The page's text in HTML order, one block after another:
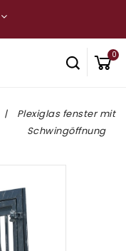
0
Plexiglas fenster mit
Schwingöffnung